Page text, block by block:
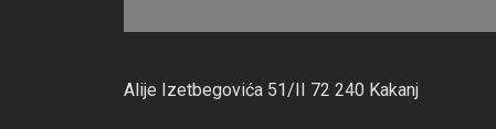
Alije Izetbegovića 51/II 72 240 Kakanj